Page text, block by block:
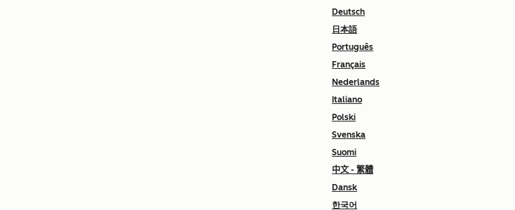
Deutsch
日本語
Português
Français
Nederlands
Italiano
Polski
Svenska
Suomi
中文 - 繁體
Dansk
한국어